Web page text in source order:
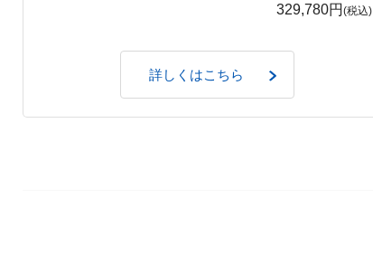
329,780円 (税込)
詳しくはこちら